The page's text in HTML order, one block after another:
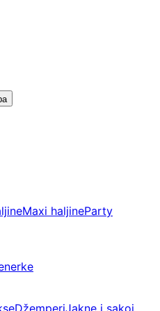
Maxi haljineParty
DžemperiJakne i sakoi